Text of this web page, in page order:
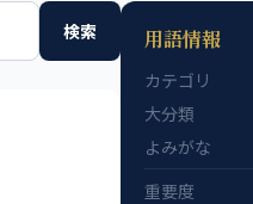
検索 用語情報
カテゴリ
大分類
よみがな
重要度